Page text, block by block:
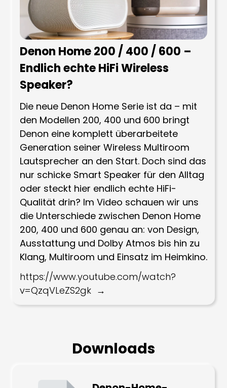
Denon Home 200 / 400 / 600 –
Endlich echte HiFi Wireless
Speaker?
Die neue Denon Home Serie ist da – mit
den Modellen 200, 400 und 600 bringt
Denon eine komplett überarbeitete
Generation seiner Wireless Multiroom
Lautsprecher an den Start. Doch sind das
nur schicke Smart Speaker für den Alltag
oder steckt hier endlich echte HiFi-
Qualität drin? Im Video schauen wir uns
die Unterschiede zwischen Denon Home
200, 400 und 600 genau an: von Design,
Ausstattung und Dolby Atmos bis hin zu
Klang, Multiroom und Einsatz im Heimkino.
https://www.youtube.com/watch?
v=QzqVLeZS2gk
Downloads